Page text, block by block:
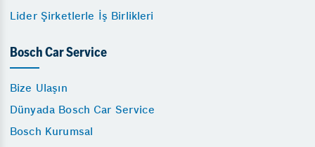
Lider Şirketlerle İş Birlikleri
Bosch Car Service
Bize Ulaşın
Dünyada Bosch Car Service
Bosch Kurumsal